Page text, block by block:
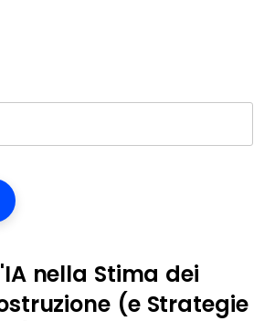
nella Stima dei
(e Strategie